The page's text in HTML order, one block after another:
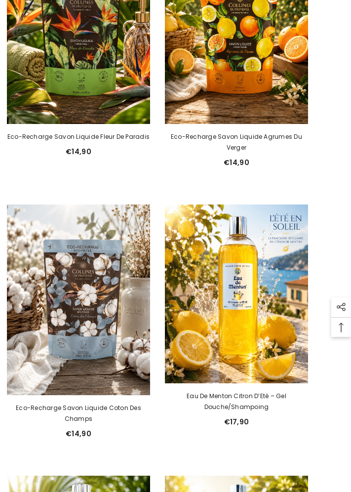
Eco-Recharge Savon Liquide Fleur De Paradis
€14,90
Eco-Recharge Savon Liquide Agrumes Du
Verger
€14,90
Eco-Recharge Savon Liquide Coton Des
Champs
€14,90
Eau De Menton Citron D’Eté – Gel
Douche/Shampoing
€17,90